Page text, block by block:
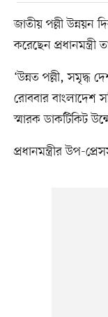
জাতীয় পল্লী উন্নয়ন
করেছেন প্রধানমন্ত্রী
‘উন্নত পল্লী, সমৃদ্ধ
রোববার বাংলাদেশ
স্মারক ডাকটিকিট
প্রধানমন্ত্রীর উপ-